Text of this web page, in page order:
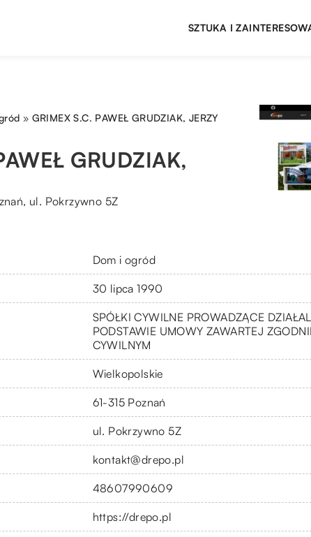
SZTUKA I
» GRIMEX S.C. PAWEŁ GRUDZIAK, JERZY
GRUDZIAK,
ul. Pokrzywno 5Z
Dom i ogród
30 lipca 1990
SPÓŁKI CYWILNE PROWADZĄCE
PODSTAWIE UMOWY ZAWARTEJ
CYWILNYM
Wielkopolskie
61-315 Poznań
ul. Pokrzywno 5Z
kontakt@drepo.pl
48607990609
https://drepo.pl